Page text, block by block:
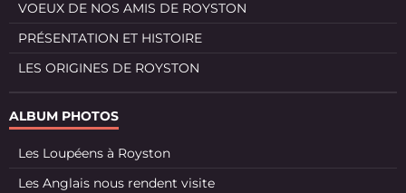
VOEUX DE NOS AMIS DE ROYSTON
PRÉSENTATION ET HISTOIRE
LES ORIGINES DE ROYSTON
ALBUM PHOTOS
Les Loupéens à Royston
Les Anglais nous rendent visite